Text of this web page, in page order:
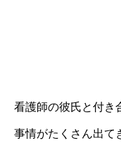
看護師の彼氏と付き
事情がたくさん出て